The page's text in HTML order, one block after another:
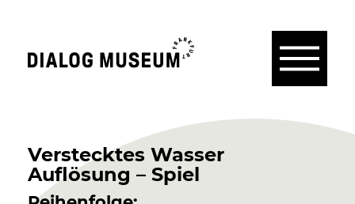
Menü
Verstecktes Wasser
Auflösung – Spiel